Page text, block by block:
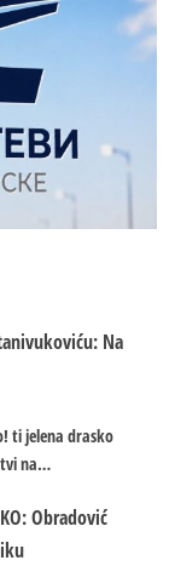
Na
ti jelena drasko
na…
Obradović